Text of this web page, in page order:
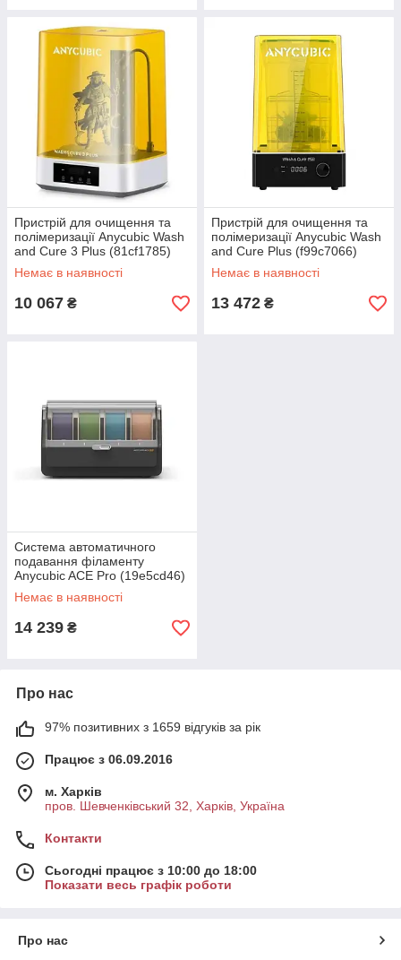
Пристрій для очищення та
полімеризації Anycubic Wash
and Cure 3 Plus (81cf1785)
Немає в наявності
10 067 ₴
Пристрій для очищення та
полімеризації Anycubic Wash
and Cure Plus (f99c7066)
Немає в наявності
13 472 ₴
Система автоматичного
подавання філаменту
Anycubic ACE Pro (19e5cd46)
Немає в наявності
14 239 ₴
Про нас
97% позитивних з 1659 відгуків за рік
Працює з 06.09.2016
м. Харків
пров. Шевченківський 32, Харків, Україна
Контакти
Сьогодні працює з 10:00 до 18:00
Показати весь графік роботи
Про нас